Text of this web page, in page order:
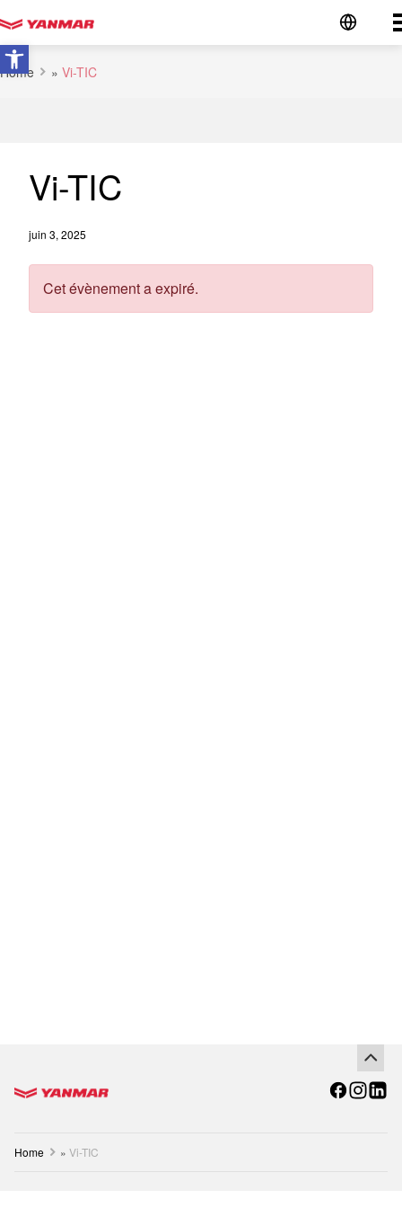
Ouvrir la barre d’outils
Go to the homepage
Home » Vi-TIC
Vi-TIC
juin 3, 2025
Cet évènement a expiré.
Go to the homepage
Home » Vi-TIC